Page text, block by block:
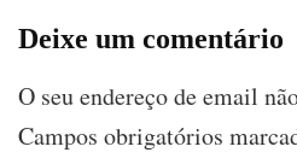
Deixe um comentário
O seu endereço de email
Campos obrigatórios